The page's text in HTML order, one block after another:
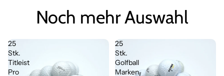
Noch mehr Auswahl
25
Stk.
Titleist
Pro
25
Stk.
Golfball
Marken